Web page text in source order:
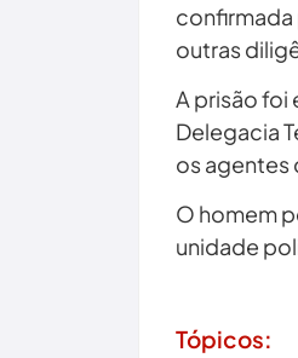
confirmada
outras
A prisão foi
Delegacia
os agentes
O homem
unidade
Tópicos: